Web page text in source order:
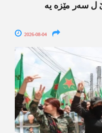
ل سەر مێزە یە
2026-08-04